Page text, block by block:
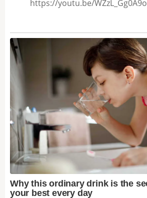
https://youtu.be/WZzL_Gg0A9o